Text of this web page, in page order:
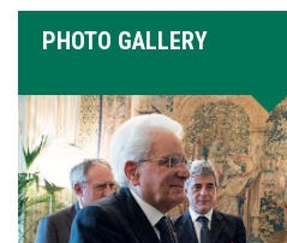
PHOTO GALLERY